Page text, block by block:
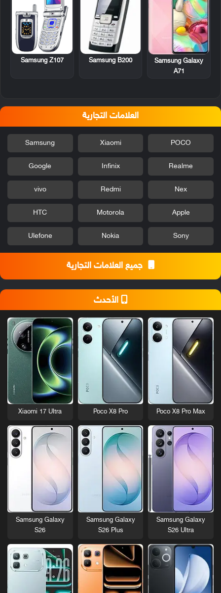
Samsung Galaxy
A71
Samsung B200
Samsung Z107
العلامات التجارية
POCO
Xiaomi
Samsung
Realme
Infinix
Google
Nex
Redmi
vivo
Apple
Motorola
HTC
Sony
Nokia
Ulefone
جميع العلامات التجارية
الأحدث
Poco X8 Pro Max
Poco X8 Pro
Xiaomi 17 Ultra
Samsung Galaxy
S26 Ultra
Samsung Galaxy
S26 Plus
Samsung Galaxy
S26